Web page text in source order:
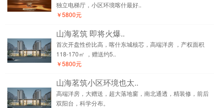
独立电梯厅，小区环境喀什最好..
￥5800元
山海茗筑 即将火爆..
首次开盘性价比高，喀什东城核芯，高端洋房 ，产权面积
118-170㎡ ，赠送约5..
￥5800元
山海茗筑小区环境也太..
高端洋房，大赠送，超大落地窗，南北通透，精装修，前后
双阳台，科学分布。